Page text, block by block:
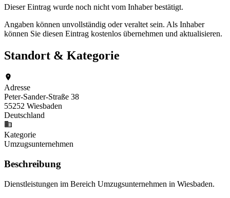
Dieser Eintrag wurde noch nicht vom Inhaber bestätigt.
Angaben können unvollständig oder veraltet sein. Als Inhaber
können Sie diesen Eintrag kostenlos übernehmen und aktualisieren.
Standort & Kategorie
Adresse
Peter-Sander-Straße 38
55252 Wiesbaden
Deutschland
Kategorie
Umzugsunternehmen
Beschreibung
Dienstleistungen im Bereich Umzugsunternehmen in Wiesbaden.